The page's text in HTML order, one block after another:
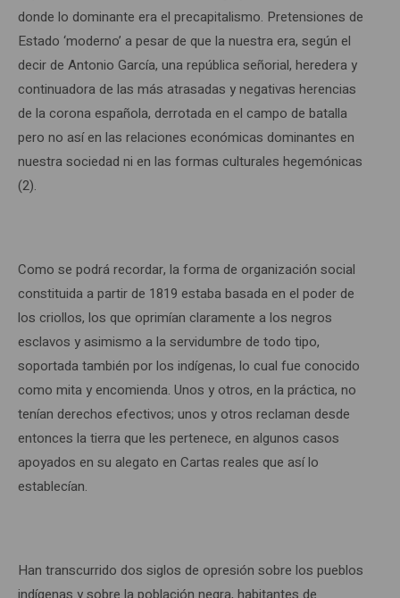
donde lo dominante era el precapitalismo. Pretensiones de
Estado ‘moderno’ a pesar de que la nuestra era, según el
decir de Antonio García, una república señorial, heredera y
continuadora de las más atrasadas y negativas herencias
de la corona española, derrotada en el campo de batalla
pero no así en las relaciones económicas dominantes en
nuestra sociedad ni en las formas culturales hegemónicas
(2).
Como se podrá recordar, la forma de organización social
constituida a partir de 1819 estaba basada en el poder de
los criollos, los que oprimían claramente a los negros
esclavos y asimismo a la servidumbre de todo tipo,
soportada también por los indígenas, lo cual fue conocido
como mita y encomienda. Unos y otros, en la práctica, no
tenían derechos efectivos; unos y otros reclaman desde
entonces la tierra que les pertenece, en algunos casos
apoyados en su alegato en Cartas reales que así lo
establecían.
Han transcurrido dos siglos de opresión sobre los pueblos
indígenas y sobre la población negra, habitantes de